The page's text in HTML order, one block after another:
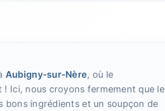
Aubigny-sur-Nère, où le
! Ici, nous croyons fermement que le
bons ingrédients et un soupçon de